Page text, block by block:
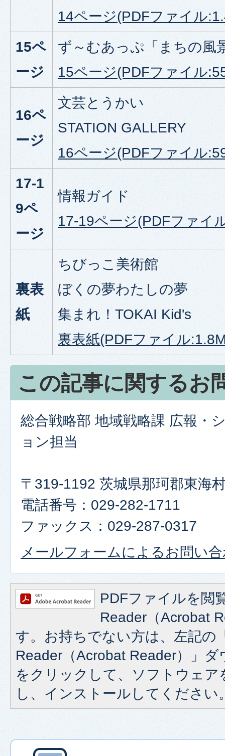
14ページ(PDFファイル
15ペ
ージ
ず～むあっぷ「まちの風
15ページ(PDFファイル
16ペ
ージ
文芸とうかい
STATION GALLERY
16ページ(PDFファイル
17-1
9ペ
ージ
情報ガイド
17-19ページ(PDFファイ
裏表
紙
ちびっこ美術館
ぼくの夢わたしの夢
集まれ！TOKAI Kid's
裏表紙(PDFファイル
この記事に関するお
総合戦略部 地域戦略課 広報・
ョン担当
〒319-1192 茨城県那珂郡東海
電話番号：029-282-1711
ファックス：029-287-0317
メールフォームによるお問い
PDFファイルを閲
Reader（Acrobat
す。お持ちでない方は、左記の
Reader（Acrobat Reader）」
をクリックして、ソフトウェア
し、インストールしてください